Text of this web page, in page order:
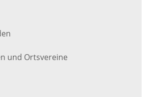
und Ortsvereine